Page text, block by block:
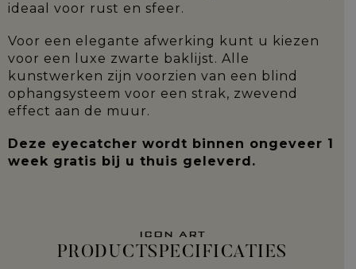
ideaal voor rust en sfeer.
Voor een elegante afwerking kunt u kiezen
voor een luxe zwarte baklijst. Alle
kunstwerken zijn voorzien van een blind
ophangsysteem voor een strak, zwevend
effect aan de muur.
Deze eyecatcher wordt binnen ongeveer 1
week gratis bij u thuis geleverd.
ICON ART
PRODUCTSPECIFICATIES